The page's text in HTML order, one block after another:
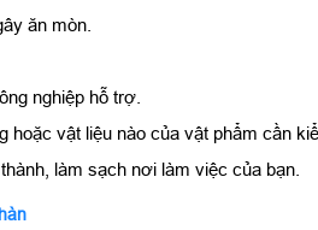
ăn mòn.
nghiệp hỗ trợ.
vật liệu nào của vật phẩm cần
làm sạch nơi làm việc của bạn.